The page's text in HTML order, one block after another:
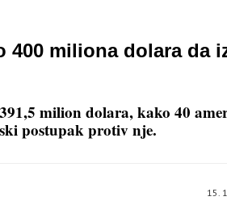
miliona dolara da
milion dolara, kako 40
postupak protiv nje.
15.